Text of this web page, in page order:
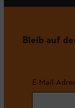
Bleib auf
E-Mail-